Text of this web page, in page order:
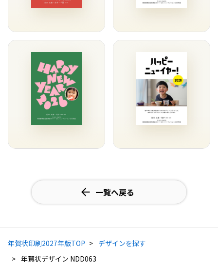
一覧へ戻る
年賀状印刷2027年版TOP
デザインを探す
年賀状デザイン NDD063